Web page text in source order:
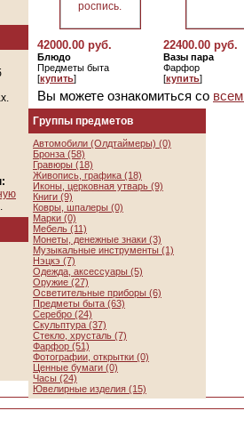
42000.00 руб.
Блюдо
Предметы быта
[купить]
22400.00 руб.
Вазы пара
Фарфор
[купить]
Вы можете ознакомиться со
Группы предметов
Автомобили (Олдтаймеры) (0)
Бронза (58)
Гравюры (18)
Живопись, графика (18)
Иконы, церковная утварь (9)
Книги (9)
Ковры, шпалеры (0)
Марки (0)
Мебель (11)
Монеты, денежные знаки (3)
Музыкальные инструменты (1)
Нэцкэ (7)
Одежда, аксессуары (5)
Оружие (27)
Осветительные приборы (6)
Предметы быта (63)
Серебро (24)
Скульптура (37)
Стекло, хрусталь (7)
Фарфор (51)
Фотографии, открытки (0)
Ценные бумаги (0)
Часы (24)
Ювелирные изделия (15)